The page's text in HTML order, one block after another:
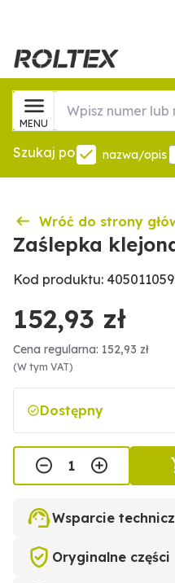
MENU
Szukaj po nazwa/opis
Wróć do strony
Zaślepka
Kod produktu:
152,93 zł
Cena regularna: 152,93 zł
(W tym VAT)
Dostępny
Wsparcie
Oryginalne części